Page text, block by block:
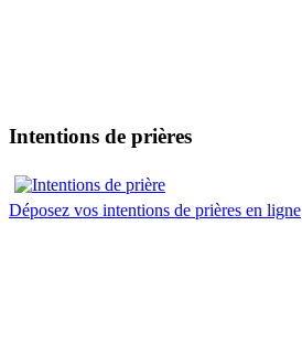
Intentions de prières
Déposez vos intentions de prières en ligne